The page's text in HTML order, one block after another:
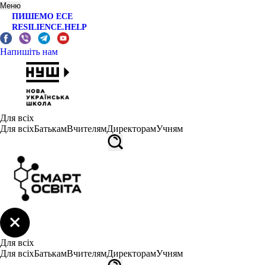
Меню
ПИШЕМО ЕСЕ
RESILIENCE.HELP
Напишіть нам
Для всіх
Для всіхБатькамВчителямДиректорамУчням
Для всіх
Для всіхБатькамВчителямДиректорамУчням